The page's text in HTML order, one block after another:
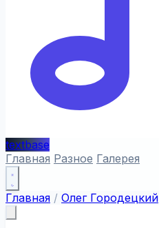
textbase
Главная Разное Галерея
Главная / Олег Городецкий